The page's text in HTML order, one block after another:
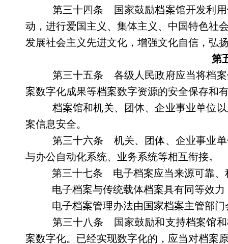
第三十四条 国家鼓励档案馆开发利用
动，进行爱国主义、集体主义、中国特色社
发展社会主义先进文化，增强文化自信，弘
第
第三十五条 各级人民政府应当将档案
案数字化成果等档案数字资源的安全保存和
档案馆和机关、团体、企业事业单位
案信息安全。
第三十六条 机关、团体、企业事业单
与办公自动化系统、业务系统等相互衔接。
第三十七条 电子档案应当来源可靠、
电子档案与传统载体档案具有同等效
电子档案管理办法由国家档案主管部门
第三十八条 国家鼓励和支持档案馆和
案数字化。已经实现数字化的，应当对档案